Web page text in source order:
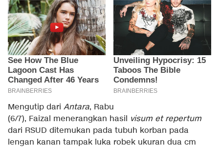
Mengutip dari Antara, Rabu
(6/7), Faizal menerangkan hasil visum et repertum
dari RSUD ditemukan pada tubuh korban pada
lengan kanan tampak luka robek ukuran dua cm